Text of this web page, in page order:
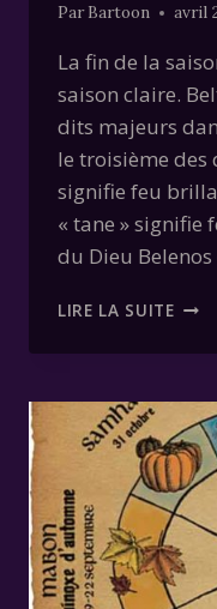
Par Bartoon avril
La fin de la
saison claire.
dits majeurs
le troisième des
signifie feu
« tane » signifie
du Dieu
LIRE LA SUITE
MAI